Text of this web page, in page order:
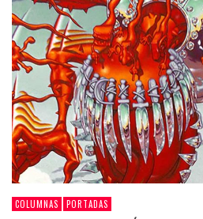
COLUMNAS PORTADAS